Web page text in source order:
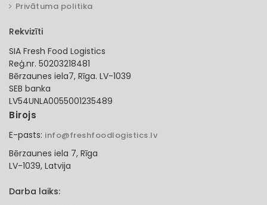
Privātuma politika
Rekvizīti
SIA Fresh Food Logistics
Reģ.nr. 50203218481
Bērzaunes iela7, Rīga. LV-1039
SEB banka
LV54UNLA0055001235489
Birojs
E-pasts: info@freshfoodlogistics.lv
Bērzaunes iela 7, Rīga
LV-1039, Latvija
Darba laiks: